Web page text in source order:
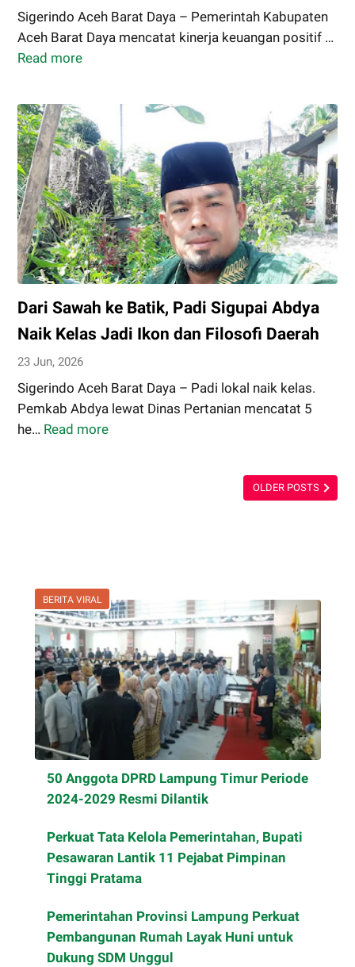
Sigerindo Aceh Barat Daya – Pemerintah Kabupaten
Aceh Barat Daya mencatat kinerja keuangan positif …
Read more
Abdya
Tembus
97,64
Persen,
Bupati
Safaruddin
Optimis
Pembangunan
Makin
Kuat
Dari Sawah ke Batik, Padi Sigupai Abdya
Naik Kelas Jadi Ikon dan Filosofi Daerah
23 Jun, 2026
Sigerindo Aceh Barat Daya – Padi lokal naik kelas.
Pemkab Abdya lewat Dinas Pertanian mencatat 5
he… Read more
Kelas
Jadi
Ikon
dan
Filosofi
Daerah
OLDER POSTS
BERITA VIRAL
50 Anggota DPRD Lampung Timur Periode
2024-2029 Resmi Dilantik
Perkuat Tata Kelola Pemerintahan, Bupati
Pesawaran Lantik 11 Pejabat Pimpinan
Tinggi Pratama
Pemerintahan Provinsi Lampung Perkuat
Pembangunan Rumah Layak Huni untuk
Dukung SDM Unggul